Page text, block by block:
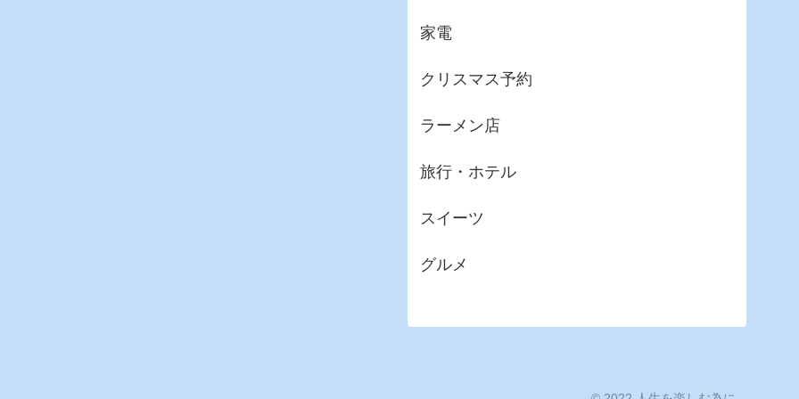
家電
クリスマス予約
ラーメン店
旅行・ホテル
スイーツ
グルメ